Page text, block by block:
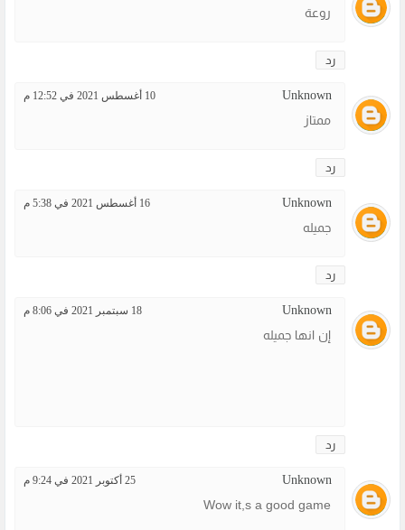
روعة
رد
Unknown 10 أغسطس 2021 في 12:52 م
ممتاز
رد
Unknown 16 أغسطس 2021 في 5:38 م
جميله
رد
Unknown 18 سبتمبر 2021 في 8:06 م
إن انها جميله
رد
Unknown 25 أكتوبر 2021 في 9:24 م
Wow it,s a good game